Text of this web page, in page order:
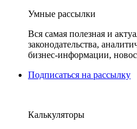
Умные рассылки
Вся самая полезная и
законодательства,
бизнес-информации,
Подписаться на рассылку
Калькуляторы